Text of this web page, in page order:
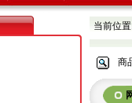
当前位
商